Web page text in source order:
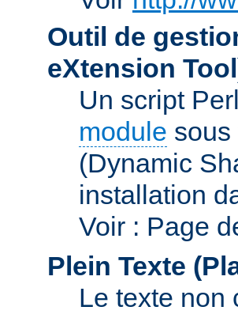
Outil de
eXtension
Un script
module sous
(Dynamic
installation
Voir : Page
Plein Texte
Le texte non